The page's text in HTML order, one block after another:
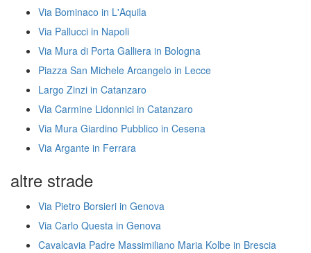
Via Bominaco in L'Aquila
Via Pallucci in Napoli
Via Mura di Porta Galliera in Bologna
Piazza San Michele Arcangelo in Lecce
Largo Zinzi in Catanzaro
Via Carmine Lidonnici in Catanzaro
Via Mura Giardino Pubblico in Cesena
Via Argante in Ferrara
altre strade
Via Pietro Borsieri in Genova
Via Carlo Questa in Genova
Cavalcavia Padre Massimiliano Maria Kolbe in Brescia